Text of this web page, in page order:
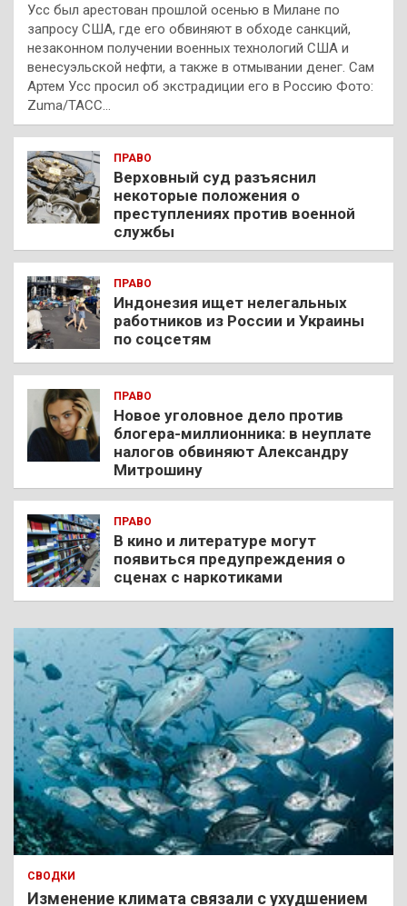
Усс был арестован прошлой осенью в Милане по
запросу США, где его обвиняют в обходе санкций,
незаконном получении военных технологий США и
венесуэльской нефти, а также в отмывании денег. Сам
Артем Усс просил об экстрадиции его в Россию Фото:
Zuma/ТАСС…
ПРАВО
Верховный суд разъяснил
некоторые положения о
преступлениях против военной
службы
ПРАВО
Индонезия ищет нелегальных
работников из России и Украины
по соцсетям
ПРАВО
Новое уголовное дело против
блогера-миллионника: в неуплате
налогов обвиняют Александру
Митрошину
ПРАВО
В кино и литературе могут
появиться предупреждения о
сценах с наркотиками
СВОДКИ
Изменение климата связали с ухудшением